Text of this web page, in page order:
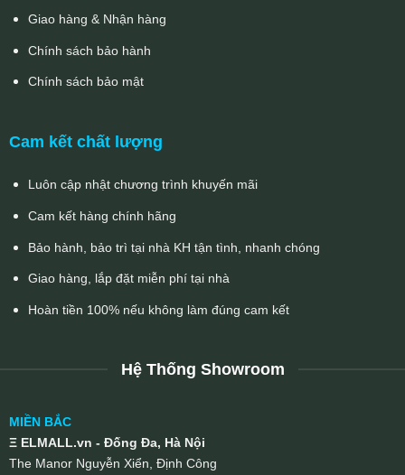
Giao hàng & Nhận hàng
Chính sách bảo hành
Chính sách bảo mật
Cam kết chất lượng
Luôn cập nhật chương trình khuyến mãi
Cam kết hàng chính hãng
Bảo hành, bảo trì tại nhà KH tận tình, nhanh chóng
Giao hàng, lắp đặt miễn phí tại nhà
Hoàn tiền 100% nếu không làm đúng cam kết
Hệ Thống Showroom
MIỀN BẮC
Ξ ELMALL.vn - Đống Đa, Hà Nội
The Manor Nguyễn Xiển, Định Công